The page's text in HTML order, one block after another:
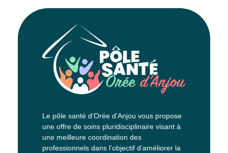
Le pôle santé d’Orée d’Anjou vous propose
une offre de soins pluridisciplinaire visant à
une meilleure coordination des
professionnels dans l’objectif d’améliorer la